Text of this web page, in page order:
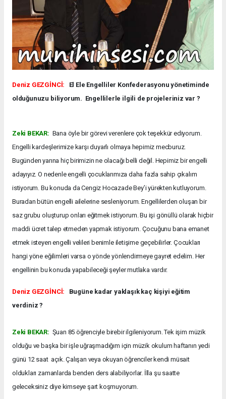
Deniz GEZGİNCİ:
El Ele Engelliler Konfederasyonu yönetiminde
olduğunuzu biliyorum. Engellilerle ilgili de projeleriniz var ?
Zeki BEKAR: Bana öyle bir görevi verenlere çok teşekkür ediyorum.
Engelli kardeşlerimize karşı duyarlı olmaya hepimiz mecburuz.
Bugünden yarına hiç birimizin ne olacağı belli değil. Hepimiz bir engelli
adayıyız. O nedenle engelli çocuklarımıza daha fazla sahip çıkalım
istiyorum. Bu konuda da Cengiz Hocazade Bey’i yürekten kutluyorum.
Buradan bütün engelli ailelerine sesleniyorum. Engellilerden oluşan bir
saz grubu oluşturup onları eğitmek istiyorum. Bu işi gönüllü olarak hiçbir
maddi ücret talep etmeden yapmak istiyorum. Çocuğunu bana emanet
etmek isteyen engelli velileri benimle iletişime geçebilirler. Çocukları
hangi yöne eğilimleri varsa o yönde yönlendirmeye gayret edelim. Her
engellinin bu konuda yapabileceği şeyler mutlaka vardır.
Deniz GEZGİNCİ:
Bugüne kadar yaklaşık kaç kişiyi eğitim
verdiniz ?
Zeki BEKAR: Şuan 85 öğrenciyle birebir ilgileniyorum. Tek işim müzik
olduğu ve başka bir işle uğraşmadığım için müzik okulum haftanın yedi
günü 12 saat açık. Çalışan veya okuyan öğrenciler kendi müsait
oldukları zamanlarda benden ders alabiliyorlar. İlla şu saatte
geleceksiniz diye kimseye şart koşmuyorum.